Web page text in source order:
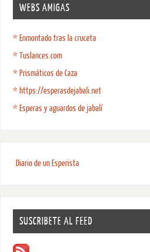
WEBS AMIGAS
* Enmontado tras la cruceta
* Tuslances.com
* Prismáticos de Caza
* https://esperasdejabali.net
* Esperas y aguardos de jabalí
Diario de un Esperista
SUSCRIBETE AL FEED